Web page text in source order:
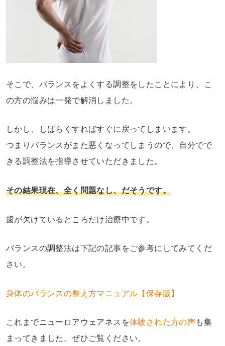
そこで、バランスをよくする調整をしたことにより、こ
の方の悩みは一発で解消しました。
しかし、しばらくすればすぐに戻ってしまいます。
つまりバランスがまた悪くなってしまうので、自分でで
きる調整法を指導させていただきました。
その結果現在、全く問題なし、だそうです。
歯が欠けているところだけ治療中です。
バランスの調整法は下記の記事をご参考にしてみてくだ
さい。
身体のバランスの整え方マニュアル【保存版】
これまでニューロアウェアネスを体験された方の声も集
まってきました。ぜひご覧ください。